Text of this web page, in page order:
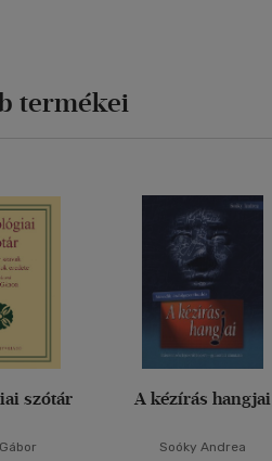
termékei
szótár A kézírás hangjai
Soóky Andrea